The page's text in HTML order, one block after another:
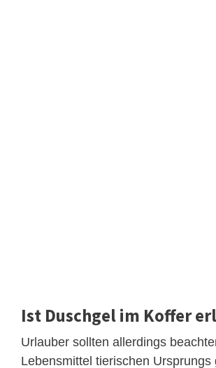
Ist Duschgel im Koffer
Urlauber sollten allerdings
Lebensmittel tierischen Ursprungs